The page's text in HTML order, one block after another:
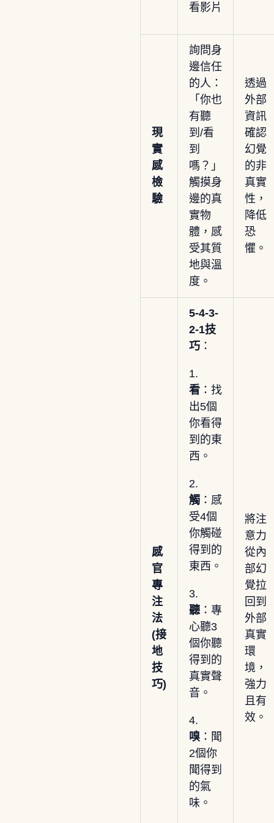
看影片
現
實
感
檢
驗
詢問身
邊信任
的人：
「你也
有聽
到/看
到
嗎？」
觸摸身
邊的真
實物
體，感
受其質
地與溫
度。
透過
外部
資訊
確認
幻覺
的非
真實
性，
降低
恐
懼。
感
官
專
注
法
(接
地
技
巧)
5-4-3-
2-1技
巧：
1.
看：找
出5個
你看得
到的東
西。
2.
觸：感
受4個
你觸碰
得到的
東西。
3.
聽：專
心聽3
個你聽
得到的
真實聲
音。
4.
嗅：聞
2個你
聞得到
的氣
味。
將注
意力
從內
部幻
覺拉
回到
外部
真實
環
境，
強力
且有
效。